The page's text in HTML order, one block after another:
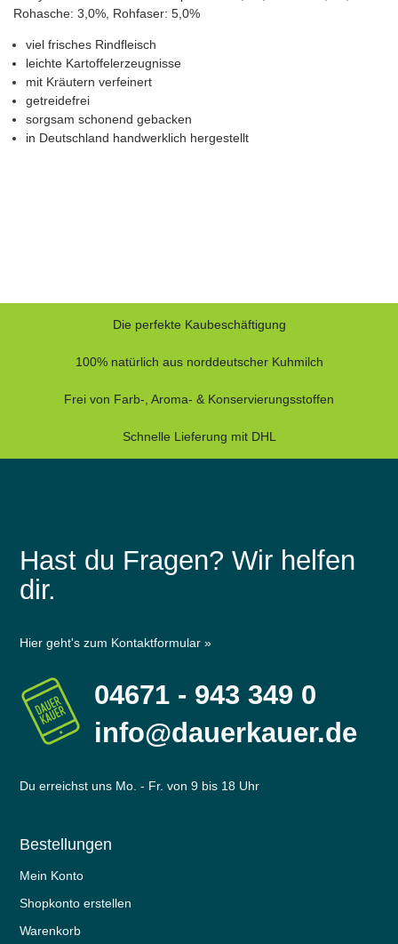
Rohasche: 3,0%, Rohfaser: 5,0%
viel frisches Rindfleisch
leichte Kartoffelerzeugnisse
mit Kräutern verfeinert
getreidefrei
sorgsam schonend gebacken
in Deutschland handwerklich hergestellt
Die perfekte Kaubeschäftigung
100% natürlich aus norddeutscher Kuhmilch
Frei von Farb-, Aroma- & Konservierungsstoffen
Schnelle Lieferung mit DHL
Hast du Fragen? Wir helfen
dir.
Hier geht's zum Kontaktformular »
04671 - 943 349 0
info@dauerkauer.de
Du erreichst uns Mo. - Fr. von 9 bis 18 Uhr
Bestellungen
Mein Konto
Shopkonto erstellen
Warenkorb